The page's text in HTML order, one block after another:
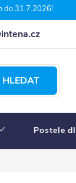
do 31.7.2026!
nábytek
HLEDAT
Postele